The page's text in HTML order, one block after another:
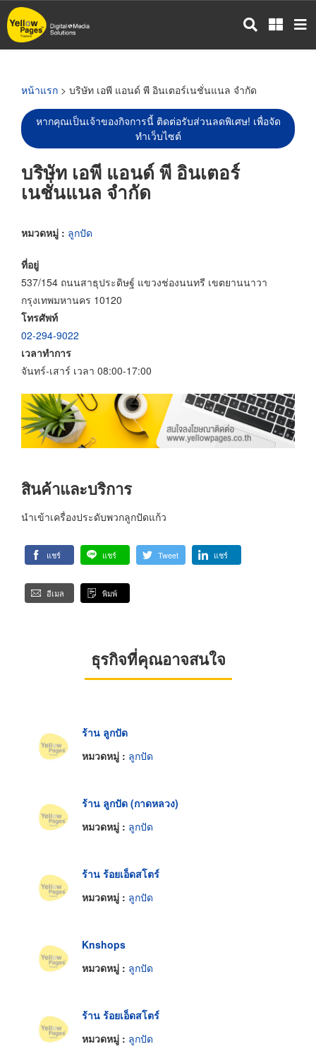
ข้าม
ไป
หน้าแรก > บริษัท เอพี แอนด์ พี อินเตอร์เนชั่นแนล จำกัด
หากคุณเป็นเจ้าของกิจการนี้ ติดต่อรับส่วนลดพิเศษ! เพื่อจัด
ทำเว็บไซต์
บริษัท เอพี แอนด์ พี อินเตอร์
เนชั่นแนล จำกัด
หมวดหมู่ : ลูกปัด
ที่อยู่
537/154 ถนนสาธุประดิษฐ์ แขวงช่องนนทรี เขตยานนาวา
กรุงเทพมหานคร 10120
โทรศัพท์
02-294-9022
เวลาทำการ
จันทร์-เสาร์ เวลา 08:00-17:00
สินค้าและบริการ
นำเข้าเครื่องประดับพวกลูกปัดแก้ว
แชร์ แชร์ Tweet แชร์
อีเมล พิมพ์
ธุรกิจที่คุณอาจสนใจ
ร้าน ลูกปัด
หมวดหมู่ : ลูกปัด
ร้าน ลูกปัด (กาดหลวง)
หมวดหมู่ : ลูกปัด
ร้าน ร้อยเอ็ดสโตร์
หมวดหมู่ : ลูกปัด
Knshops
หมวดหมู่ : ลูกปัด
ร้าน ร้อยเอ็ดสโตร์
หมวดหมู่ : ลูกปัด